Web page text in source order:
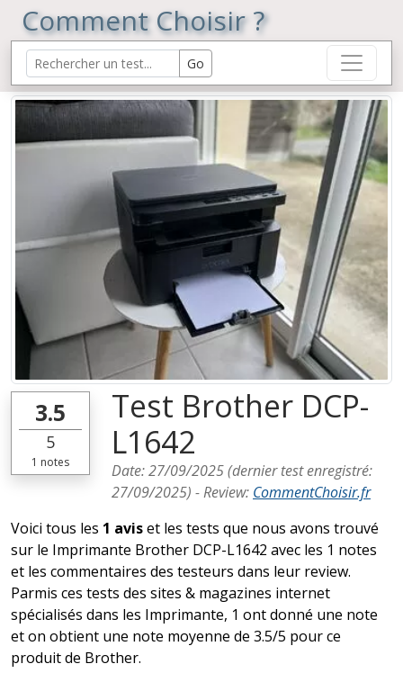
Comment Choisir ?
3.5
5
1 notes
Test Brother DCP-
L1642
Date:27/09/2025(dernier test enregistré:
27/09/2025) -Review: CommentChoisir.fr
Voici tous les 1 aviset les tests que nous avons trouvé
sur le Imprimante Brother DCP-L1642 avec les 1 notes
et les commentaires des testeurs dans leur review.
Parmis ces tests des sites & magazines internet
spécialisés dans les Imprimante, 1 ont donné une note
et on obtient une note moyenne de 3.5/5 pour ce
produit de Brother.